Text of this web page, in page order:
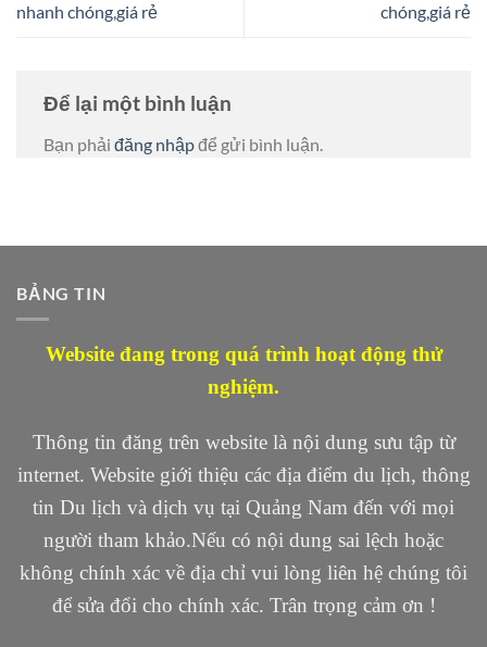
nhanh chóng,giá rẻ
chóng,giá rẻ
Để lại một bình luận
Bạn phải đăng nhậpđể gửi bình luận.
BẢNG TIN
Website đang trong quá trình hoạt động thử
nghiệm.
Thông tin đăng trên website là nội dung sưu tập từ
internet. Website giới thiệu các địa điểm du lịch, thông
tin Du lịch và dịch vụ tại Quảng Nam đến với mọi
người tham khảo.Nếu có nội dung sai lệch hoặc
không chính xác về địa chỉ vui lòng liên hệ chúng tôi
để sửa đổi cho chính xác. Trân trọng cảm ơn !